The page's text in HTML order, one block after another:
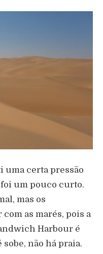
uma certa pressão
foi um pouco curto.
mas os
as marés, pois a
Harbour é
não há praia.